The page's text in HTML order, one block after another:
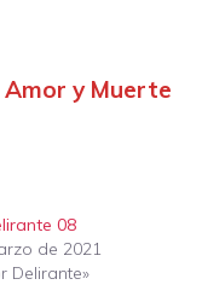
y Muerte
08
de 2021
Delirante»